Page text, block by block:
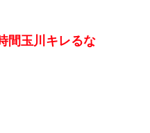
間玉川キレるな